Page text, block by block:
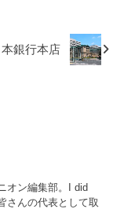
本銀行本店
オン編集部。I did
さんの代表として取